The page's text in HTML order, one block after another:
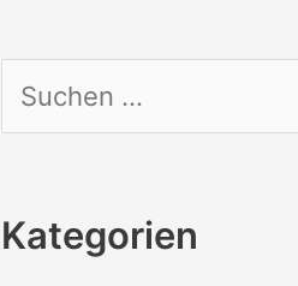
u
h
Kategorien